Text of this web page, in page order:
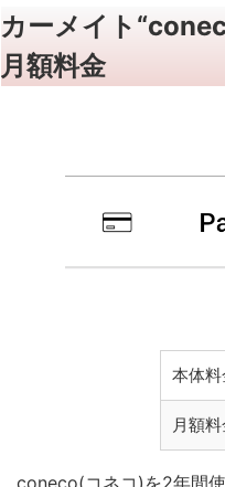
カーメイト
月額料金
本体料
月額料
coneco(コネコ)を2年間